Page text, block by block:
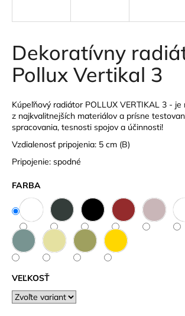
Dekoratívny
Pollux Vertikal 3
Kúpeľňový radiátor POLLUX VERTIKAL 3 -
z najkvalitnejších materiálov a prísne
spracovania, tesnosti spojov a účinnosti!
Vzdialenosť pripojenia: 5 cm (B)
Pripojenie: spodné
FARBA
VEĽKOSŤ
s
ť
?
O
p
o
r
ú
a
m
e